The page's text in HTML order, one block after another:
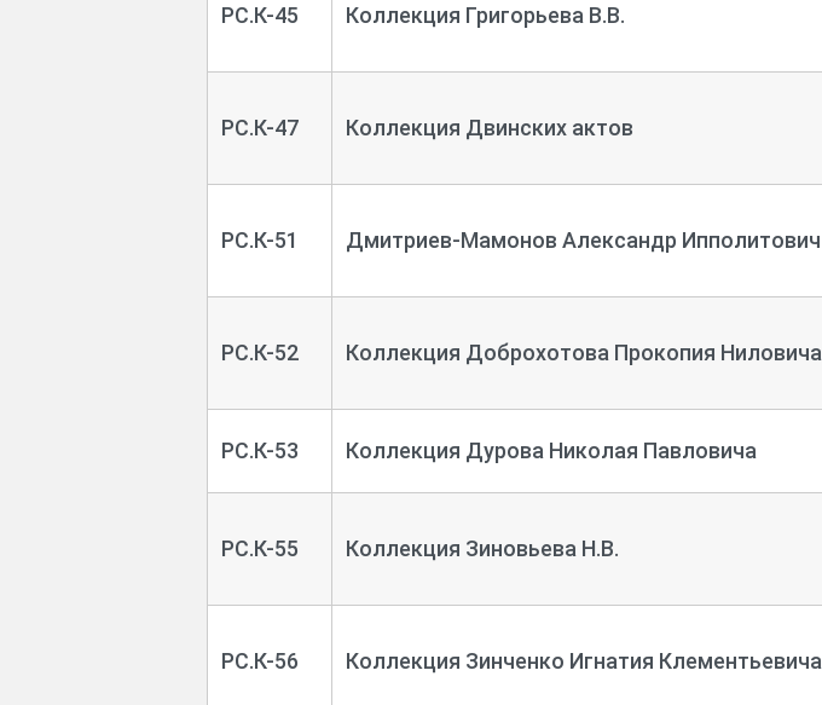
РС.К-45 Коллекция Григорьева В.В.
РС.К-47 Коллекция Двинских актов
РС.К-51 Дмитриев-Мамонов Александр Ипполитович
РС.К-52 Коллекция Доброхотова Прокопия Ниловича
РС.К-53 Коллекция Дурова Николая Павловича
РС.К-55 Коллекция Зиновьева Н.В.
РС.К-56 Коллекция Зинченко Игнатия Клементьевича